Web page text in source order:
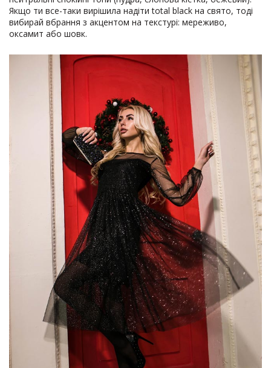
Якщо ти все-таки вирішила надіти total black на свято, тоді
вибирай вбрання з акцентом на текстурі: мереживо,
оксамит або шовк.